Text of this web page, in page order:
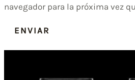
navegador para la próxima vez